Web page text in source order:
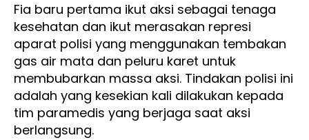
Fia baru pertama ikut aksi sebagai tenaga
kesehatan dan ikut merasakan represi
aparat polisi yang menggunakan tembakan
gas air mata dan peluru karet untuk
membubarkan massa aksi. Tindakan polisi ini
adalah yang kesekian kali dilakukan kepada
tim paramedis yang berjaga saat aksi
berlangsung.